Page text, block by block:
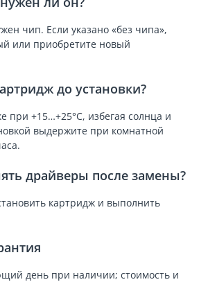
чип. Если указано «без чипа»,
или приобретите новый
до установки?
при +15…+25°C, избегая солнца и
выдержите при комнатной
драйверы после замены?
картридж и выполнить
день при наличии; стоимость и